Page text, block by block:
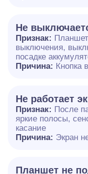
Не
Признак: Планшет
выключения,
посадке
Причина: Кнопка
Не работает
Признак: После
яркие полосы,
касание
Причина: Экран
Планшет не